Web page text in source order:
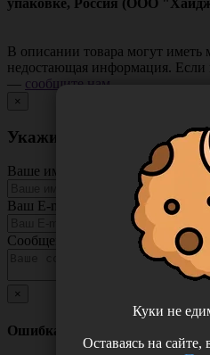
В описании товара могут иметь
недостающая информация.
— сообщите нам
×
Укажите неточность в
Ваше имя
Ваш E-mail
Сообщение
×
Ошибка
Куки не
Оставаясь на